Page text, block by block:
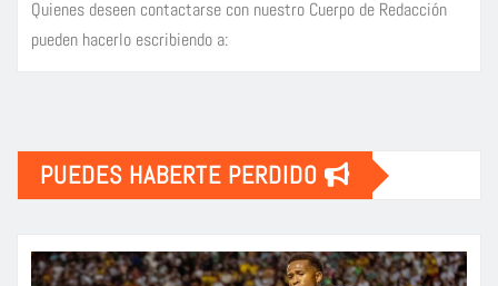
Quienes deseen contactarse con nuestro Cuerpo de Redacción
pueden hacerlo escribiendo a:
PUEDES HABERTE PERDIDO